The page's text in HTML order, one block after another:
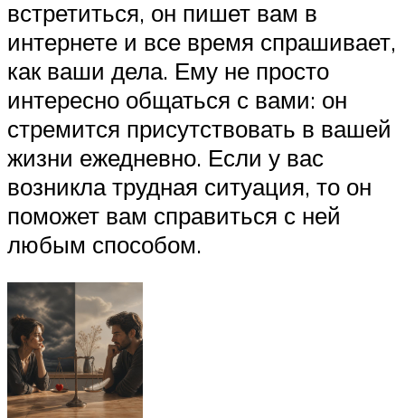
встретиться, он пишет вам в
интернете и все время спрашивает,
как ваши дела. Ему не просто
интересно общаться с вами: он
стремится присутствовать в вашей
жизни ежедневно. Если у вас
возникла трудная ситуация, то он
поможет вам справиться с ней
любым способом.